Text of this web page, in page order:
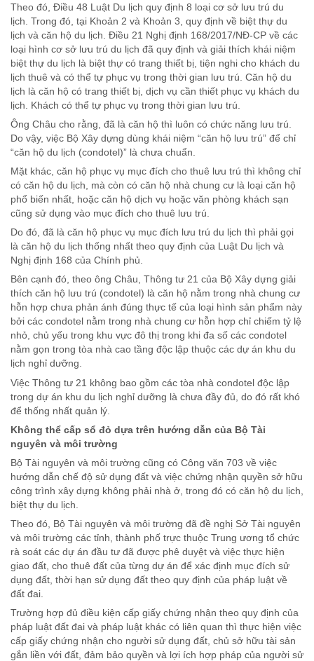
Theo đó, Điều 48 Luật Du lịch quy định 8 loại cơ sở lưu trú du
lịch. Trong đó, tại Khoản 2 và Khoản 3, quy định về biệt thự du
lịch và căn hộ du lịch. Điều 21 Nghị định 168/2017/NĐ-CP về các
loại hình cơ sở lưu trú du lịch đã quy định và giải thích khái niệm
biệt thự du lịch là biệt thự có trang thiết bị, tiện nghi cho khách du
lịch thuê và có thể tự phục vụ trong thời gian lưu trú. Căn hộ du
lịch là căn hộ có trang thiết bị, dịch vụ cần thiết phục vụ khách du
lịch. Khách có thể tự phục vụ trong thời gian lưu trú.
Ông Châu cho rằng, đã là căn hộ thì luôn có chức năng lưu trú.
Do vậy, việc Bộ Xây dựng dùng khái niệm “căn hộ lưu trú” để chỉ
“căn hộ du lịch (condotel)” là chưa chuẩn.
Mặt khác, căn hộ phục vụ mục đích cho thuê lưu trú thì không chỉ
có căn hộ du lịch, mà còn có căn hộ nhà chung cư là loại căn hộ
phổ biến nhất, hoặc căn hộ dịch vụ hoặc văn phòng khách sạn
cũng sử dụng vào mục đích cho thuê lưu trú.
Do đó, đã là căn hộ phục vụ mục đích lưu trú du lịch thì phải gọi
là căn hộ du lịch thống nhất theo quy định của Luật Du lịch và
Nghị định 168 của Chính phủ.
Bên cạnh đó, theo ông Châu, Thông tư 21 của Bộ Xây dựng giải
thích căn hộ lưu trú (condotel) là căn hộ nằm trong nhà chung cư
hỗn hợp chưa phản ánh đúng thực tế của loại hình sản phẩm này
bởi các condotel nằm trong nhà chung cư hỗn hợp chỉ chiếm tỷ lệ
nhỏ, chủ yếu trong khu vực đô thị trong khi đa số các condotel
nằm gọn trong tòa nhà cao tầng độc lập thuộc các dự án khu du
lịch nghỉ dưỡng.
Việc Thông tư 21 không bao gồm các tòa nhà condotel độc lập
trong dự án khu du lịch nghỉ dưỡng là chưa đầy đủ, do đó rất khó
để thống nhất quản lý.
Không thể cấp sổ đỏ dựa trên hướng dẫn của Bộ Tài
nguyên và môi trường
Bộ Tài nguyên và môi trường cũng có Công văn 703 về việc
hướng dẫn chế độ sử dụng đất và việc chứng nhận quyền sở hữu
công trình xây dựng không phải nhà ở, trong đó có căn hộ du lịch,
biệt thự du lịch.
Theo đó, Bộ Tài nguyên và môi trường đã đề nghị Sở Tài nguyên
và môi trường các tỉnh, thành phố trực thuộc Trung ương tổ chức
rà soát các dự án đầu tư đã được phê duyệt và việc thực hiện
giao đất, cho thuê đất của từng dự án để xác định mục đích sử
dụng đất, thời hạn sử dụng đất theo quy định của pháp luật về
đất đai.
Trường hợp đủ điều kiện cấp giấy chứng nhận theo quy định của
pháp luật đất đai và pháp luật khác có liên quan thì thực hiện việc
cấp giấy chứng nhận cho người sử dụng đất, chủ sở hữu tài sản
gắn liền với đất, đảm bảo quyền và lợi ích hợp pháp của người sử